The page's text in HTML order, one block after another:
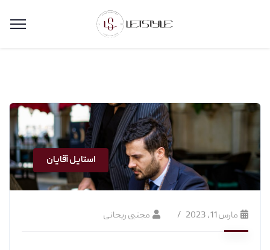
استایل آقایان
مارس 11, 2023 مجتبی ریحانی